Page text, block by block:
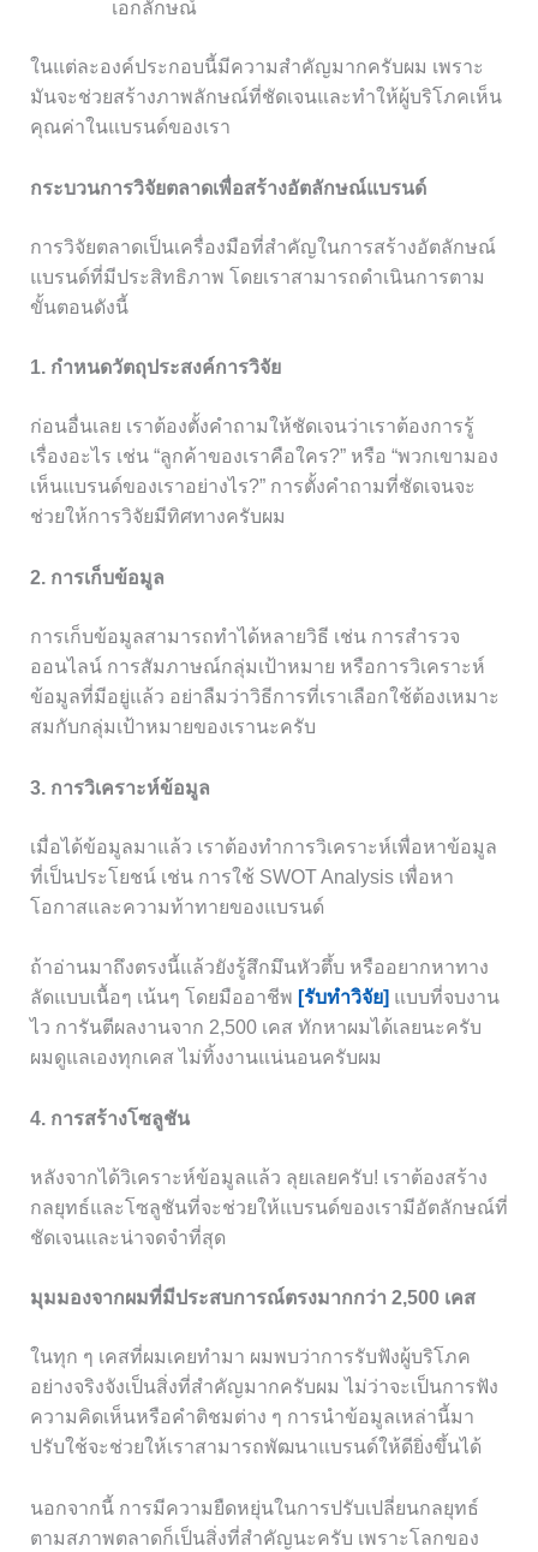
เอกลักษณ์
ในแต่ละองค์ประกอบนี้มีความสำคัญมากครับผม เพราะ
มันจะช่วยสร้างภาพลักษณ์ที่ชัดเจนและทำให้ผู้บริโภคเห็น
คุณค่าในแบรนด์ของเรา
กระบวนการวิจัยตลาดเพื่อสร้างอัตลักษณ์แบรนด์
การวิจัยตลาดเป็นเครื่องมือที่สำคัญในการสร้างอัตลักษณ์
แบรนด์ที่มีประสิทธิภาพ โดยเราสามารถดำเนินการตาม
ขั้นตอนดังนี้
1. กำหนดวัตถุประสงค์การวิจัย
ก่อนอื่นเลย เราต้องตั้งคำถามให้ชัดเจนว่าเราต้องการรู้
เรื่องอะไร เช่น “ลูกค้าของเราคือใคร?” หรือ “พวกเขามอง
เห็นแบรนด์ของเราอย่างไร?” การตั้งคำถามที่ชัดเจนจะ
ช่วยให้การวิจัยมีทิศทางครับผม
2. การเก็บข้อมูล
การเก็บข้อมูลสามารถทำได้หลายวิธี เช่น การสำรวจ
ออนไลน์ การสัมภาษณ์กลุ่มเป้าหมาย หรือการวิเคราะห์
ข้อมูลที่มีอยู่แล้ว อย่าลืมว่าวิธีการที่เราเลือกใช้ต้องเหมาะ
สมกับกลุ่มเป้าหมายของเรานะครับ
3. การวิเคราะห์ข้อมูล
เมื่อได้ข้อมูลมาแล้ว เราต้องทำการวิเคราะห์เพื่อหาข้อมูล
ที่เป็นประโยชน์ เช่น การใช้ SWOT Analysis เพื่อหา
โอกาสและความท้าทายของแบรนด์
ถ้าอ่านมาถึงตรงนี้แล้วยังรู้สึกมึนหัวตึ้บ หรืออยากหาทาง
ลัดแบบเนื้อๆ เน้นๆ โดยมืออาชีพ [รับทำวิจัย] แบบที่จบงาน
ไว การันตีผลงานจาก 2,500 เคส ทักหาผมได้เลยนะครับ
ผมดูแลเองทุกเคส ไม่ทิ้งงานแน่นอนครับผม
4. การสร้างโซลูชัน
หลังจากได้วิเคราะห์ข้อมูลแล้ว ลุยเลยครับ! เราต้องสร้าง
กลยุทธ์และโซลูชันที่จะช่วยให้แบรนด์ของเรามีอัตลักษณ์ที่
ชัดเจนและน่าจดจำที่สุด
มุมมองจากผมที่มีประสบการณ์ตรงมากกว่า 2,500 เคส
ในทุก ๆ เคสที่ผมเคยทำมา ผมพบว่าการรับฟังผู้บริโภค
อย่างจริงจังเป็นสิ่งที่สำคัญมากครับผม ไม่ว่าจะเป็นการฟัง
ความคิดเห็นหรือคำติชมต่าง ๆ การนำข้อมูลเหล่านี้มา
ปรับใช้จะช่วยให้เราสามารถพัฒนาแบรนด์ให้ดียิ่งขึ้นได้
นอกจากนี้ การมีความยืดหยุ่นในการปรับเปลี่ยนกลยุทธ์
ตามสภาพตลาดก็เป็นสิ่งที่สำคัญนะครับ เพราะโลกของ